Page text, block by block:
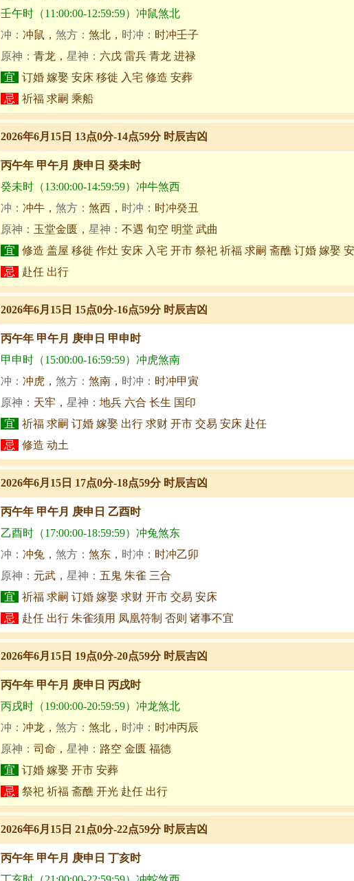
壬午时（11:00:00-12:59:59）冲鼠煞北
冲： 冲鼠， 煞方： 煞北， 时冲： 时冲壬子
原神： 青龙， 星神： 六戊 雷兵 青龙 进禄
宜
订婚 嫁娶 安床 移徙 入宅 修造 安葬
忌
祈福 求嗣 乘船
2026年6月15日 13点0分-14点59分 时辰吉凶
丙午年 甲午月 庚申日 癸未时
癸未时（13:00:00-14:59:59）冲牛煞西
冲： 冲牛， 煞方： 煞西， 时冲： 时冲癸丑
原神： 玉堂金匮， 星神： 不遇 旬空 明堂 武曲
宜
修造 盖屋 移徙 作灶 安床 入宅 开市 祭祀 祈福 求嗣 斋醮 订婚 嫁娶
忌
赴任 出行
2026年6月15日 15点0分-16点59分 时辰吉凶
丙午年 甲午月 庚申日 甲申时
甲申时（15:00:00-16:59:59）冲虎煞南
冲： 冲虎， 煞方： 煞南， 时冲： 时冲甲寅
原神： 天牢， 星神： 地兵 六合 长生 国印
宜
祈福 求嗣 订婚 嫁娶 出行 求财 开市 交易 安床 赴任
忌
修造 动土
2026年6月15日 17点0分-18点59分 时辰吉凶
丙午年 甲午月 庚申日 乙酉时
乙酉时（17:00:00-18:59:59）冲兔煞东
冲： 冲兔， 煞方： 煞东， 时冲： 时冲乙卯
原神： 元武， 星神： 五鬼 朱雀 三合
宜
祈福 求嗣 订婚 嫁娶 求财 开市 交易 安床
忌
赴任 出行 朱雀须用 凤凰符制 否则 诸事不宜
2026年6月15日 19点0分-20点59分 时辰吉凶
丙午年 甲午月 庚申日 丙戌时
丙戌时（19:00:00-20:59:59）冲龙煞北
冲： 冲龙， 煞方： 煞北， 时冲： 时冲丙辰
原神： 司命， 星神： 路空 金匮 福德
宜
订婚 嫁娶 开市 安葬
忌
祭祀 祈福 斋醮 开光 赴任 出行
2026年6月15日 21点0分-22点59分 时辰吉凶
丙午年 甲午月 庚申日 丁亥时